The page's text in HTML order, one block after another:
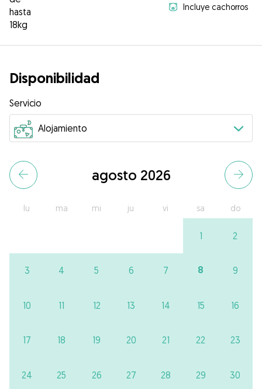
hasta
18kg
Incluye cachorros
Disponibilidad
Servicio
agosto 2026
lu ma mi ju vi sa do
1 2
3 4 5 6 7 8 9
10 11 12 13 14 15 16
17 18 19 20 21 22 23
24 25 26 27 28 29 30